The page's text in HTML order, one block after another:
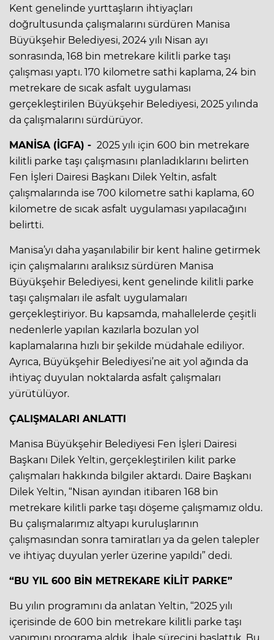
Kent genelinde yurttaşların ihtiyaçları
doğrultusunda çalışmalarını sürdüren Manisa
Büyükşehir Belediyesi, 2024 yılı Nisan ayı
sonrasında, 168 bin metrekare kilitli parke taşı
çalışması yaptı. 170 kilometre sathi kaplama, 24 bin
metrekare de sıcak asfalt uygulaması
gerçekleştirilen Büyükşehir Belediyesi, 2025 yılında
da çalışmalarını sürdürüyor.
MANİSA (İGFA) - 2025 yılı için 600 bin metrekare
kilitli parke taşı çalışmasını planladıklarını belirten
Fen İşleri Dairesi Başkanı Dilek Yeltin, asfalt
çalışmalarında ise 700 kilometre sathi kaplama, 60
kilometre de sıcak asfalt uygulaması yapılacağını
belirtti.
Manisa’yı daha yaşanılabilir bir kent haline getirmek
için çalışmalarını aralıksız sürdüren Manisa
Büyükşehir Belediyesi, kent genelinde kilitli parke
taşı çalışmaları ile asfalt uygulamaları
gerçekleştiriyor. Bu kapsamda, mahallelerde çeşitli
nedenlerle yapılan kazılarla bozulan yol
kaplamalarına hızlı bir şekilde müdahale ediliyor.
Ayrıca, Büyükşehir Belediyesi’ne ait yol ağında da
ihtiyaç duyulan noktalarda asfalt çalışmaları
yürütülüyor.
ÇALIŞMALARI ANLATTI
Manisa Büyükşehir Belediyesi Fen İşleri Dairesi
Başkanı Dilek Yeltin, gerçekleştirilen kilit parke
çalışmaları hakkında bilgiler aktardı. Daire Başkanı
Dilek Yeltin, “Nisan ayından itibaren 168 bin
metrekare kilitli parke taşı döşeme çalışmamız oldu.
Bu çalışmalarımız altyapı kuruluşlarının
çalışmasından sonra tamiratları ya da gelen talepler
ve ihtiyaç duyulan yerler üzerine yapıldı” dedi.
“BU YIL 600 BİN METREKARE KİLİT PARKE”
Bu yılın programını da anlatan Yeltin, “2025 yılı
içerisinde de 600 bin metrekare kilitli parke taşı